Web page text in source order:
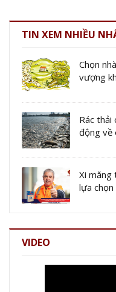
TIN XEM NHIỀU
Chọn
vượng
Rác thải
động về
Xi măng
lựa
VIDEO